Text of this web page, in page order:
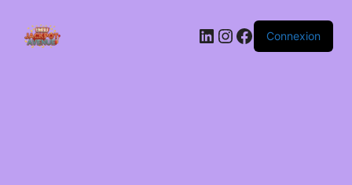
LinkedIn
Instagram
Facebook
Connexion